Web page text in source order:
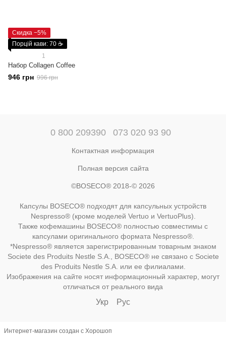
Скидка −5%
Порцій кави: 70 ☕
1
Набор Collagen Coffee
946 грн 996 грн
0 800 209390 073 020 93 90
Контактная информация
Полная версия сайта
©BOSECO® 2018-© 2026
Капсулы BOSECO® подходят для капсульных устройств
Nespresso® (кроме моделей Vertuo и VertuoPlus).
Также кофемашины BOSECO® полностью совместимы с
капсулами оригинального формата Nespresso®.
*Nespresso® является зарегистрированным товарным знаком
Societe des Produits Nestle S.A., BOSECO® не связано с Societe
des Produits Nestle S.A. или ее филиалами.
Изображения на сайте носят информационный характер, могут
отличаться от реального вида
Укр Рус
Интернет-магазин создан с Хорошоп